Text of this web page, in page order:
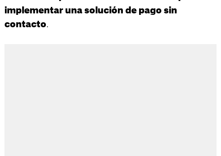
implementar una solución de pago sin
contacto.